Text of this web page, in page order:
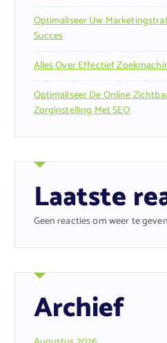
Optimaliseer Uw
Succes
Alles Over Effectief
Optimaliseer De Online
Zorginstelling Met SEO
Laatste
Geen reacties om weer te
Archief